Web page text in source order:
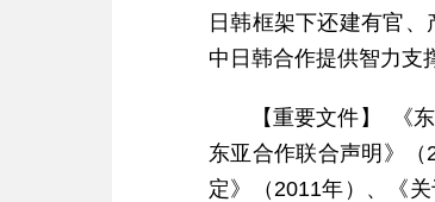
日韩框架下还建有官
中日韩合作提供智力支
【重要文件】 《
东亚合作联合声明》
定》（2011年）、《